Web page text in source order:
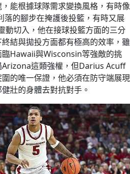
能根據球隊需求變換風格，有時像
的腳步在掩護後投籃，有時又展
動切入，他在接球投籃方面的三分
結與拋投方面都有極高的效率，雖
Hawaii與Wisconsin等強敵的挑
這類強權，但Darius Acuff
的唯一保證，他必須在防守端展現
壯的身體去對抗對手。